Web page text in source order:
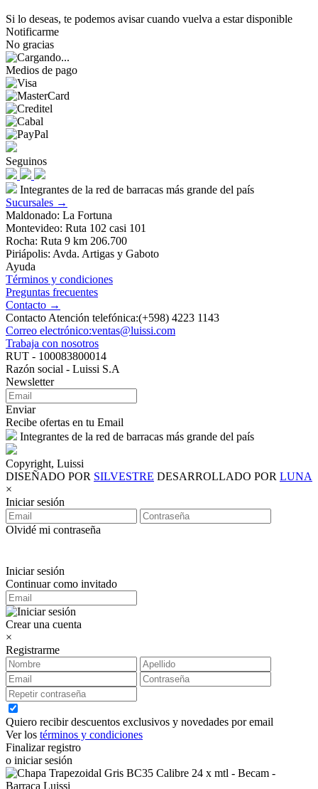
Si lo deseas, te podemos avisar cuando vuelva a estar disponible
Notificarme
No gracias
Medios de pago
Seguinos
Integrantes de la red de barracas más grande del país
Sucursales →
Maldonado: La Fortuna
Montevideo: Ruta 102 casi 101
Rocha: Ruta 9 km 206.700
Piriápolis: Avda. Artigas y Gaboto
Ayuda
Términos y condiciones
Preguntas frecuentes
Contacto →
Contacto Atención telefónica:(+598) 4223 1143
Correo electrónico:ventas@luissi.com
Trabaja con nosotros
RUT - 100083800014
Razón social - Luissi S.A
Newsletter
Enviar
Recibe ofertas en tu Email
Integrantes de la red de barracas más grande del país
Copyright, Luissi
DISEÑADO POR SILVESTRE DESARROLLADO POR LUNA
×
Iniciar sesión
Olvidé mi contraseña
Iniciar sesión
Continuar como invitado
Crear una cuenta
×
Registrarme
Quiero recibir descuentos exclusivos y novedades por email
Ver los términos y condiciones
Finalizar registro
o iniciar sesión